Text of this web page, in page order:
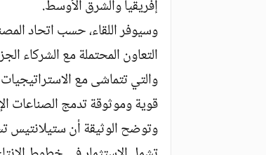
إفريقيا والشرق الأوسط.
وسيوفر اللقاء، حسب اتحاد
التعاون المحتملة مع الشركاء
والتي تتماشى مع
قوية وموثوقة تدمج الصناعات
وتوضح الوثيقة أن ستيلانتيس